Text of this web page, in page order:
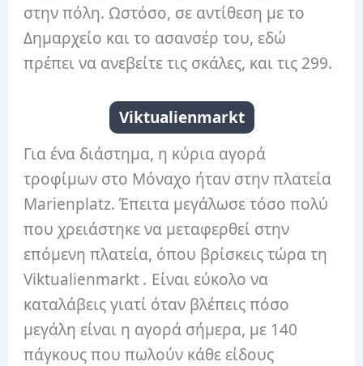
στην πόλη. Ωστόσο, σε αντίθεση με το
Δημαρχείο και το ασανσέρ του, εδώ
πρέπει να ανεβείτε τις σκάλες, και τις 299.
Viktualienmarkt
Για ένα διάστημα, η κύρια αγορά
τροφίμων στο Μόναχο ήταν στην πλατεία
Marienplatz. Έπειτα μεγάλωσε τόσο πολύ
που χρειάστηκε να μεταφερθεί στην
επόμενη πλατεία, όπου βρίσκεις τώρα τη
Viktualienmarkt. Είναι εύκολο να
καταλάβεις γιατί όταν βλέπεις πόσο
μεγάλη είναι η αγορά σήμερα, με 140
πάγκους που πωλούν κάθε είδους